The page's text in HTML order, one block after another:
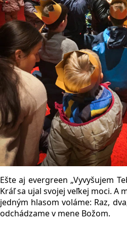
Ešte aj evergreen „Vyvyšujem
Kráľ sa ujal svojej veľkej moci. A
jedným hlasom voláme: Raz,
odchádzame v mene Božom.